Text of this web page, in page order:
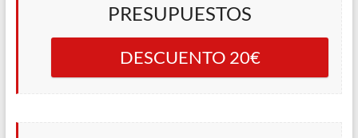
PRESUPUESTOS
DESCUENTO 20€